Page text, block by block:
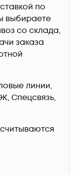
по
выбираете
со склада,
заказа
линии,
Спецсвязь,